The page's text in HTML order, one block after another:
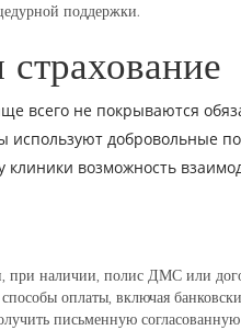
поддержки.
всего не покрываются
используют добровольные
возможность
при наличии, полис ДМС или
оплаты, включая
письменную